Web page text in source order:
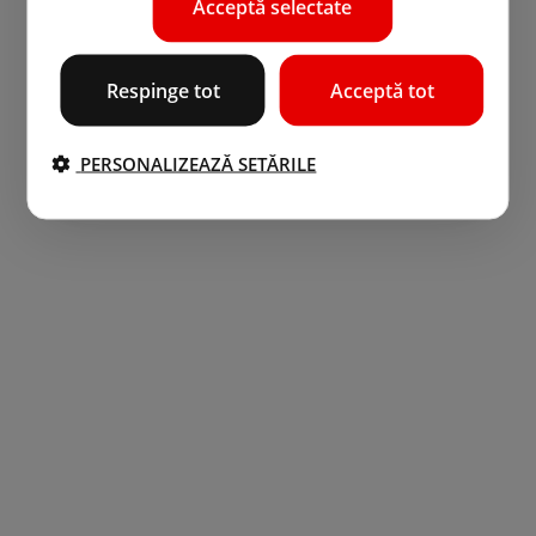
Acceptă selectate
Acceptă tot
Respinge tot
PERSONALIZEAZĂ SETĂRILE